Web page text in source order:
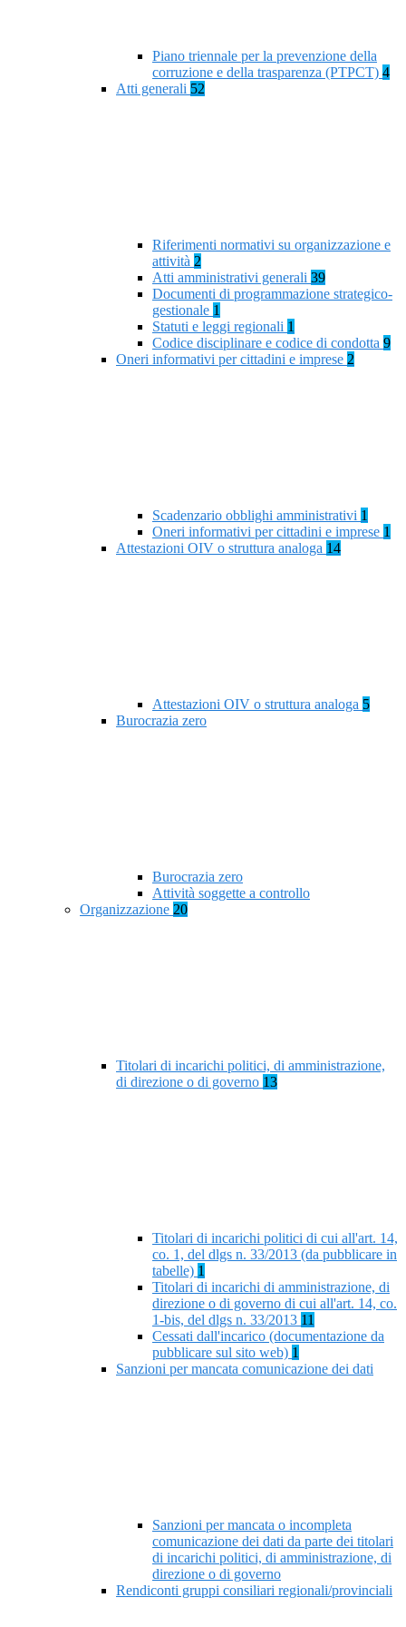
Piano triennale per la prevenzione della
corruzione e della trasparenza (PTPCT) 4
Atti generali 52
Riferimenti normativi su organizzazione e
attività 2
Atti amministrativi generali 39
Documenti di programmazione strategico-
gestionale 1
Statuti e leggi regionali 1
Codice disciplinare e codice di condotta 9
Oneri informativi per cittadini e imprese 2
Scadenzario obblighi amministrativi 1
Oneri informativi per cittadini e imprese 1
Attestazioni OIV o struttura analoga 14
Attestazioni OIV o struttura analoga 5
Burocrazia zero
Burocrazia zero
Attività soggette a controllo
Organizzazione 20
Titolari di incarichi politici, di amministrazione,
di direzione o di governo 13
Titolari di incarichi politici di cui all'art. 14,
co. 1, del dlgs n. 33/2013 (da pubblicare in
tabelle) 1
Titolari di incarichi di amministrazione, di
direzione o di governo di cui all'art. 14, co.
1-bis, del dlgs n. 33/2013 11
Cessati dall'incarico (documentazione da
pubblicare sul sito web) 1
Sanzioni per mancata comunicazione dei dati
Sanzioni per mancata o incompleta
comunicazione dei dati da parte dei titolari
di incarichi politici, di amministrazione, di
direzione o di governo
Rendiconti gruppi consiliari regionali/provinciali